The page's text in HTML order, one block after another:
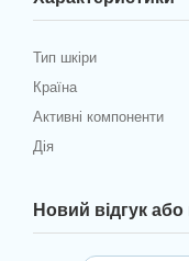
Тип шкіри
Країна
Активні компоненти
Дія
Новий відгук